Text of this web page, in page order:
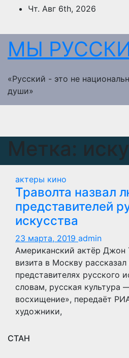
ПерейтиЧт. Авг 6th, 2026
МЫ
«Русский - это не
души»
Метка:
актеры кино
Траволта назвал
представителей
искусства
23 марта, 2019 admin
Американский актёр Джон
визита в Москву
представителях русского
словам, русская культура
восхищение», передаёт
художники,
СТАН